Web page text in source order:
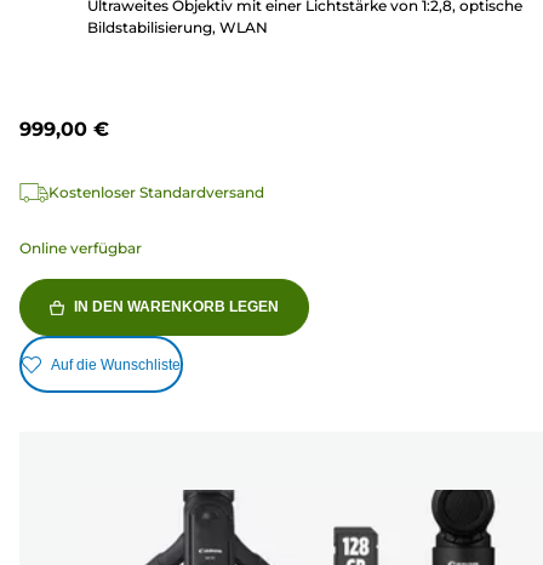
Ultraweites Objektiv mit einer Lichtstärke von 1:2,8, optische
Bildstabilisierung, WLAN
999,00 €
Kostenloser Standardversand
Online verfügbar
IN DEN WARENKORB LEGEN
Auf die Wunschliste